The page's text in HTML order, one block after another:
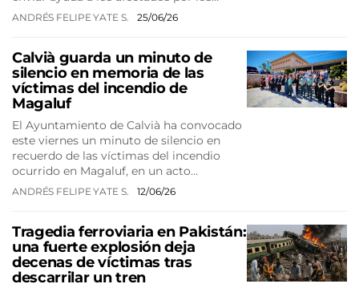
ANDRÉS FELIPE YATE S. 25/06/26
Calvià guarda un minuto de
silencio en memoria de las
víctimas del incendio de
Magaluf
El Ayuntamiento de Calvià ha convocado
este viernes un minuto de silencio en
recuerdo de las víctimas del incendio
ocurrido en Magaluf, en un acto…
ANDRÉS FELIPE YATE S. 12/06/26
Tragedia ferroviaria en Pakistán:
una fuerte explosión deja
decenas de víctimas tras
descarrilar un tren